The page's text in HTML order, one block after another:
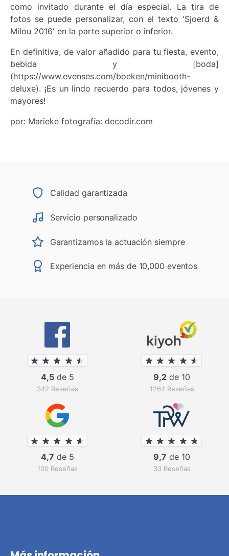
como invitado durante el día especial. La tira de
fotos se puede personalizar, con el texto 'Sjoerd &
Milou 2016' en la parte superior o inferior.
En definitiva, de valor añadido para tu fiesta, evento,
bebida y [boda]
(https://www.evenses.com/boeken/minibooth-
deluxe). ¡Es un lindo recuerdo para todos, jóvenes y
mayores!
por: Marieke fotografía: decodir.com
Calidad garantizada
Servicio personalizado
Garantizamos la actuación siempre
Experiencia en más de 10,000 eventos
4,5de 5
342 Reseñas
9,2 de 10
1264 Reseñas
4,7 de 5
100 Reseñas
9,7 de 10
33 Reseñas